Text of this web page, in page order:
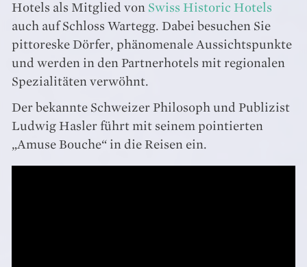
Hotels als Mitglied von Swiss Historic Hotels
auch auf Schloss Wartegg. Dabei besuchen Sie
pittoreske Dörfer, phänomenale Aussichtspunkte
und werden in den Partnerhotels mit regionalen
Spezialitäten verwöhnt.
Der bekannte Schweizer Philosoph und Publizist
Ludwig Hasler führt mit seinem pointierten
„Amuse Bouche“ in die Reisen ein.